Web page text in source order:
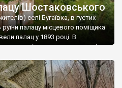
Шостаковського
селі Бугаївка, в густих
палацу місцевого поміщика
палац у 1893 році. В
містилася школа, потім
лікарню. Коли із
точно не […]